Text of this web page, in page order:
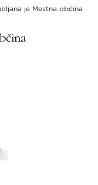
je Mestna občina